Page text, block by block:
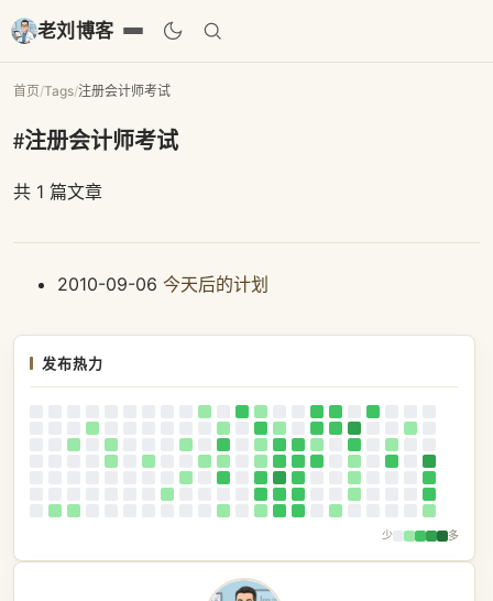
老刘博客
首页/Tags/注册会计师考试
#注册会计师考试
共 1 篇文章
2010-09-06 今天后的计划
发布热力
少 多